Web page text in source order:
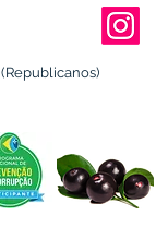
(Republicanos)